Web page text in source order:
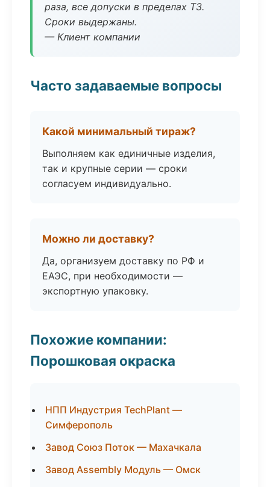
раза, все допуски в пределах ТЗ.
Сроки выдержаны.
— Клиент компании
Часто задаваемые вопросы
Какой минимальный тираж?
Выполняем как единичные изделия,
так и крупные серии — сроки
согласуем индивидуально.
Можно ли доставку?
Да, организуем доставку по РФ и
ЕАЭС, при необходимости —
экспортную упаковку.
Похожие компании:
Порошковая окраска
НПП Индустрия TechPlant —
Симферополь
Завод Союз Поток — Махачкала
Завод Assembly Модуль — Омск